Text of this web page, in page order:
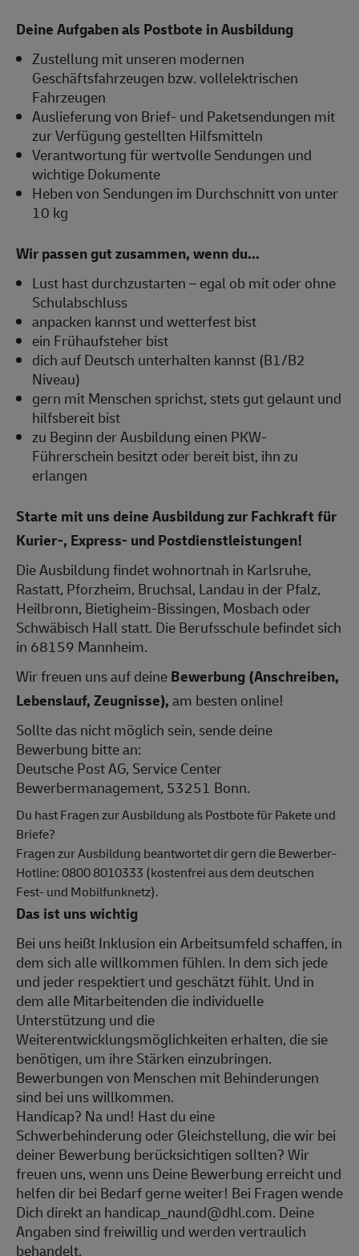
Deine Aufgaben als Postbote in Ausbildung
Zustellung mit unseren modernen
Geschäftsfahrzeugen bzw. vollelektrischen
Fahrzeugen
Auslieferung von Brief- und Paketsendungen mit
zur Verfügung gestellten Hilfsmitteln
Verantwortung für wertvolle Sendungen und
wichtige Dokumente
Heben von Sendungen im Durchschnitt von unter
10 kg
Wir passen gut zusammen, wenn du...
Lust hast durchzustarten – egal ob mit oder ohne
Schulabschluss
anpacken kannst und wetterfest bist
ein Frühaufsteher bist
dich auf Deutsch unterhalten kannst (B1/B2
Niveau)
gern mit Menschen sprichst, stets gut gelaunt und
hilfsbereit bist
zu Beginn der Ausbildung einen PKW-
Führerschein besitzt oder bereit bist, ihn zu
erlangen
Starte mit uns deine Ausbildung zur Fachkraft für
Kurier-, Express- und Postdienstleistungen!
Die Ausbildung findet wohnortnah in Karlsruhe,
Rastatt, Pforzheim, Bruchsal, Landau in der Pfalz,
Heilbronn, Bietigheim-Bissingen, Mosbach oder
Schwäbisch Hall statt. Die Berufsschule befindet sich
in 68159 Mannheim.
Wir freuen uns auf deineBewerbung (Anschreiben,
Lebenslauf, Zeugnisse),am besten online!
Sollte das nicht möglich sein, sende deine
Bewerbung bitte an:
Deutsche Post AG, Service Center
Bewerbermanagement, 53251 Bonn.
Du hast Fragen zur Ausbildung als Postbote für Pakete und
Briefe?
Fragen zur Ausbildung beantwortet dir gern die Bewerber-
Hotline: 0800 8010333 (kostenfrei aus dem deutschen
Fest- und Mobilfunknetz).
Das ist uns wichtig
Bei uns heißt Inklusion ein Arbeitsumfeld schaffen, in
dem sich alle willkommen fühlen. In dem sich jede
und jeder respektiert und geschätzt fühlt. Und in
dem alle Mitarbeitenden die individuelle
Unterstützung und die
Weiterentwicklungsmöglichkeiten erhalten, die sie
benötigen, um ihre Stärken einzubringen.
Bewerbungen von Menschen mit Behinderungen
sind bei uns willkommen.
Handicap? Na und! Hast du eine
Schwerbehinderung oder Gleichstellung, die wir bei
deiner Bewerbung berücksichtigen sollten? Wir
freuen uns, wenn uns Deine Bewerbung erreicht und
helfen dir bei Bedarf gerne weiter! Bei Fragen wende
Dich direkt an handicap_naund@dhl.com. Deine
Angaben sind freiwillig und werden vertraulich
behandelt.